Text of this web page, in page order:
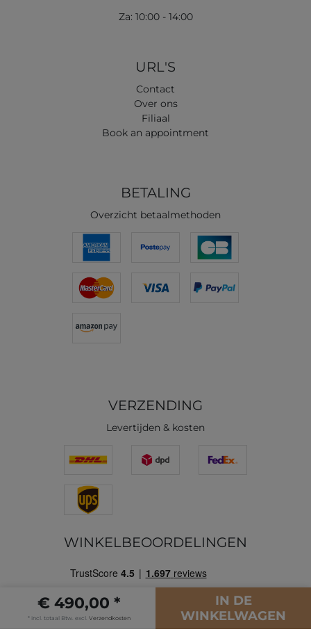
€ 490,00 *
* incl. totaal Btw. excl. Verzendkosten
IN DE
WINKELWAGEN
Za: 10:00 - 14:00
URL'S
Contact
Over ons
Filiaal
Book an appointment
BETALING
Overzicht betaalmethoden
VERZENDING
Levertijden & kosten
WINKELBEOORDELINGEN